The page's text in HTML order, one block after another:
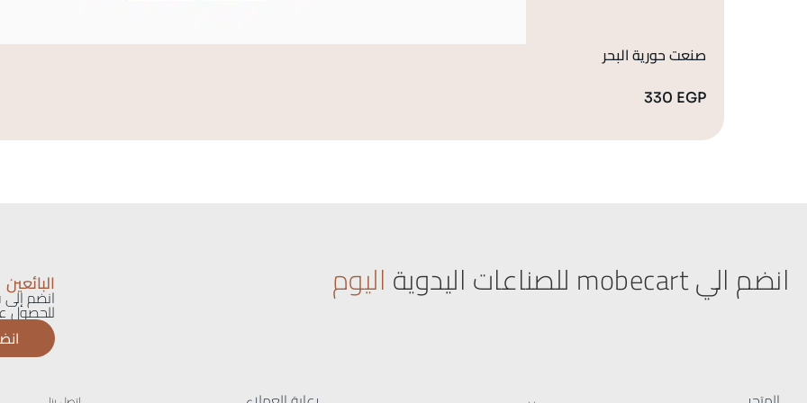
صنعت حورية البحر
330 EGP
انضم الي mobecart للصناعات اليدوية اليوم البائعين
انضم إلى
للحصول